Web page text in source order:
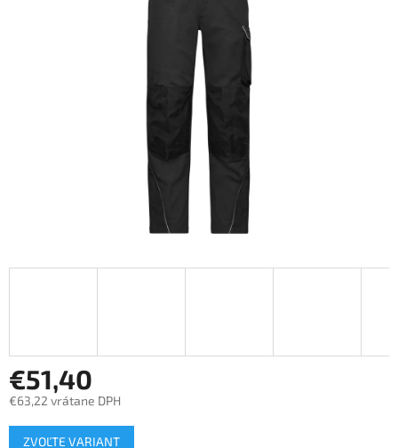
€51,40
€63,22 vrátane DPH
Jednotková
cena:
ZVOĽTE VARIANT